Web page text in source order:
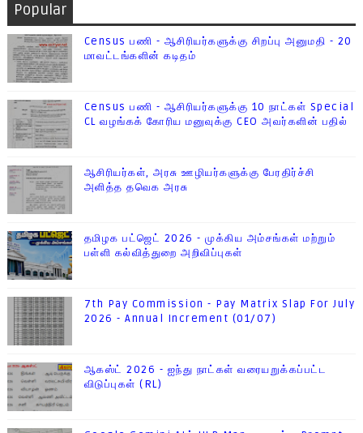
Popular
Census பணி - ஆசிரியர்களுக்கு சிறப்பு அனுமதி - 20
மாவட்டங்களின் கடிதம்
Census பணி - ஆசிரியர்களுக்கு 10 நாட்கள் Special
CL வழங்கக் கோரிய மனுவுக்கு CEO அவர்களின் பதில்
ஆசிரியர்கள், அரசு ஊழியர்களுக்கு பேரதிர்ச்சி
அளித்த தவெக அரசு
தமிழக பட்ஜெட் 2026 - முக்கிய அம்சங்கள் மற்றும்
பள்ளி கல்வித்துறை அறிவிப்புகள்
7th Pay Commission - Pay Matrix Slap For July
2026 - Annual Increment (01/07)
ஆகஸ்ட் 2026 - ஐந்து நாட்கள் வரையறுக்கப்பட்ட
விடுப்புகள் (RL)